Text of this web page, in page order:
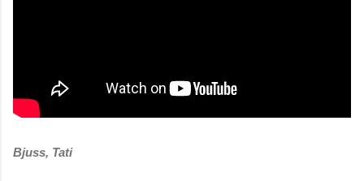
Bjuss, Tati